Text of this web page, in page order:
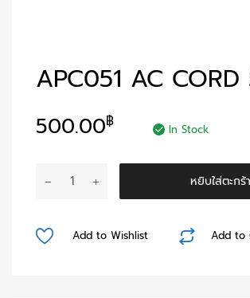
APC051 AC CORD
500.00฿ In Stock
จำนวน
CORD
หยิบใส่ตะกร้า
Add to
Add to Wishlist